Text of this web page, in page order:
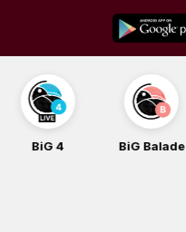
content
BiG 4 BiG Balade